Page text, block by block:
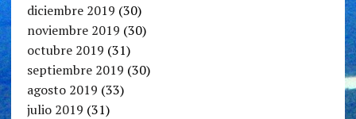
diciembre 2019 (30)
noviembre 2019 (30)
octubre 2019 (31)
septiembre 2019 (30)
agosto 2019 (33)
julio 2019 (31)